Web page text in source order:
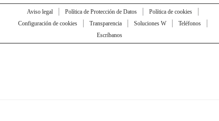
Aviso legal Política de Protección de Datos
Política de cookies
Configuración de cookies
Transparencia Soluciones W
Teléfonos
Escríbanos